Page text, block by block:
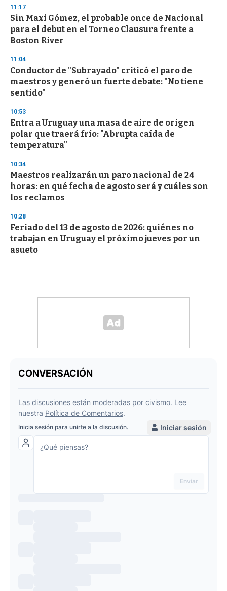
11:17
Sin Maxi Gómez, el probable once de Nacional
para el debut en el Torneo Clausura frente a
Boston River
11:04
Conductor de "Subrayado" criticó el paro de
maestros y generó un fuerte debate: "No tiene
sentido"
10:53
Entra a Uruguay una masa de aire de origen
polar que traerá frío: "Abrupta caída de
temperatura"
10:34
Maestros realizarán un paro nacional de 24
horas: en qué fecha de agosto será y cuáles son
los reclamos
10:28
Feriado del 13 de agosto de 2026: quiénes no
trabajan en Uruguay el próximo jueves por un
asueto